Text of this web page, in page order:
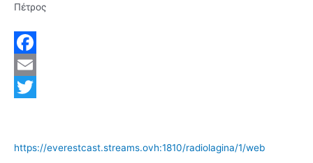
Πέτρος
F
a
b
E
ii
https://everestcast.streams.ovh:1810/radiolagina/1/web